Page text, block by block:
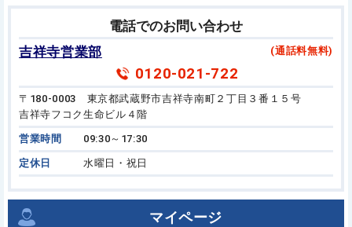
電話でのお問い合わせ
吉祥寺営業部
(通話料無料)
0120-021-722
〒180-0003 東京都武蔵野市吉祥寺南町２丁目３番１５号
吉祥寺フコク生命ビル４階
営業時間 09:30～17:30
定休日 水曜日・祝日
マイページ